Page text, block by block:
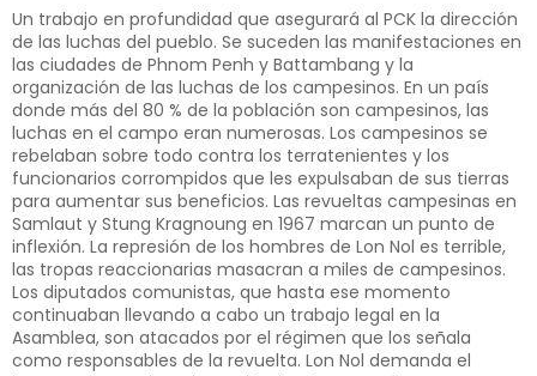
Un trabajo en profundidad que asegurará al PCK la dirección
de las luchas del pueblo. Se suceden las manifestaciones en
las ciudades de Phnom Penh y Battambang y la
organización de las luchas de los campesinos. En un país
donde más del 80 % de la población son campesinos, las
luchas en el campo eran numerosas. Los campesinos se
rebelaban sobre todo contra los terratenientes y los
funcionarios corrompidos que les expulsaban de sus tierras
para aumentar sus beneficios. Las revueltas campesinas en
Samlaut y Stung Kragnoung en 1967 marcan un punto de
inflexión. La represión de los hombres de Lon Nol es terrible,
las tropas reaccionarias masacran a miles de campesinos.
Los diputados comunistas, que hasta ese momento
continuaban llevando a cabo un trabajo legal en la
Asamblea, son atacados por el régimen que los señala
como responsables de la revuelta. Lon Nol demanda el